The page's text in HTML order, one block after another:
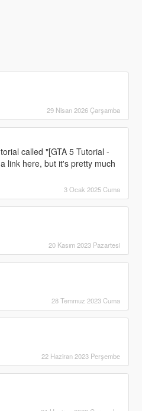
29 Nisan 2026 Çarşamba
called "[GTA 5 Tutorial -
link here, but it's pretty much
3 Ocak 2025 Cuma
20 Kasım 2023 Pazartesi
28 Temmuz 2023 Cuma
22 Haziran 2023 Perşembe